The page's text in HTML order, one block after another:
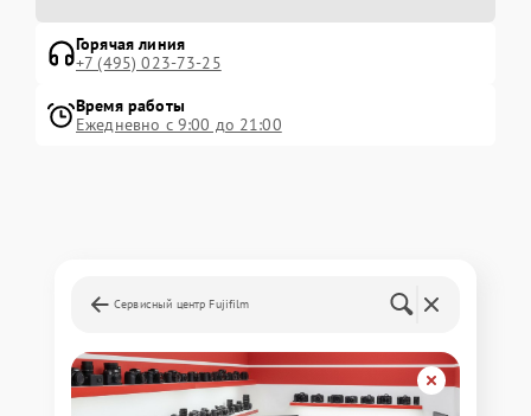
Горячая линия
+7 (495) 023-73-25
Время работы
Ежедневно с 9:00 до 21:00
Сервисный центр Fujifilm